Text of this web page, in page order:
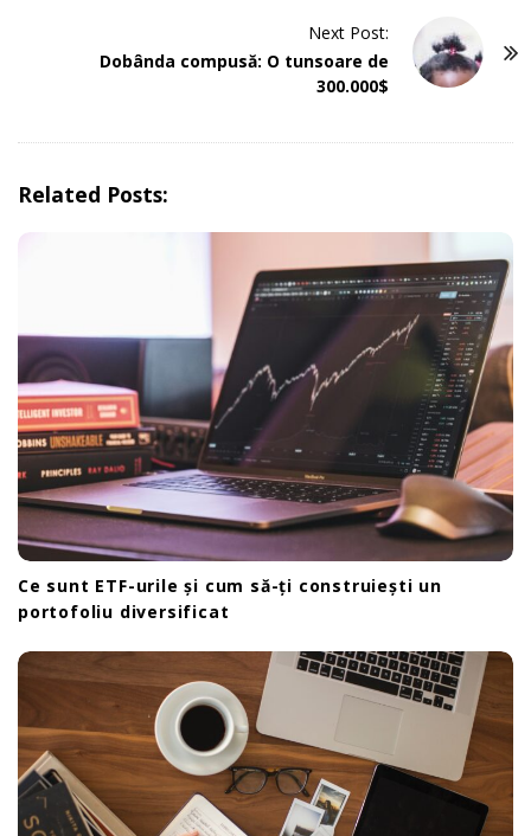
Next Post:
Dobânda compusă: O tunsoare de
300.000$
Related Posts:
Ce sunt ETF-urile și cum să-ți construiești un
portofoliu diversificat